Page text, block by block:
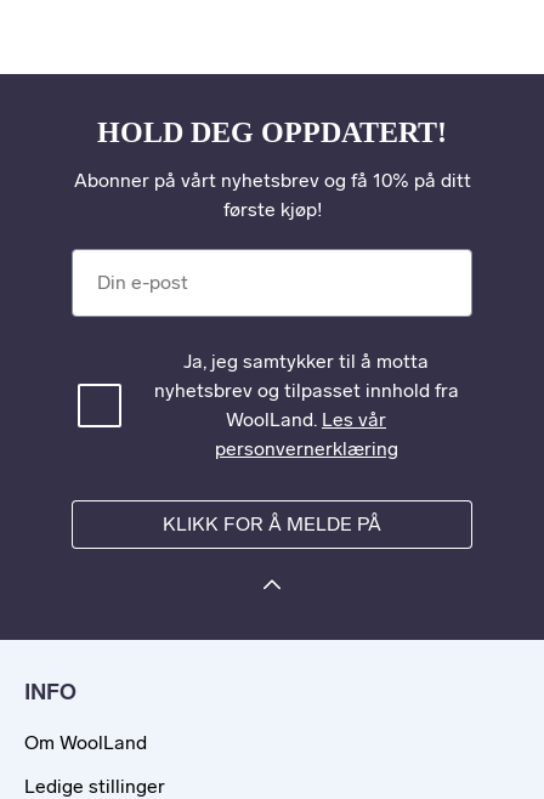
HOLD DEG OPPDATERT!
Abonner på vårt nyhetsbrev og få 10% på ditt
første kjøp!
Ja, jeg samtykker til å motta
nyhetsbrev og tilpasset innhold fra
WoolLand. Les vår
personvernerklæring
KLIKK FOR Å MELDE PÅ
INFO
Om WoolLand
Ledige stillinger